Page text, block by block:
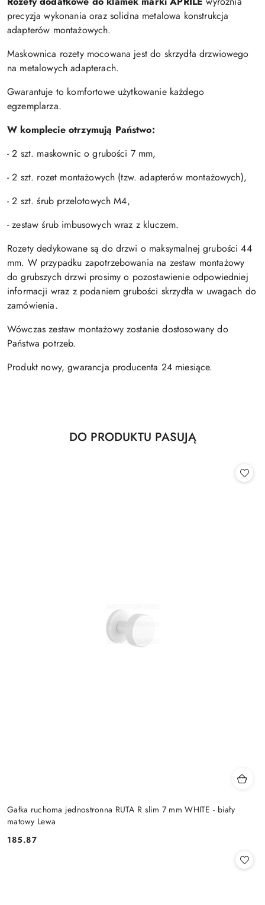
precyzja wykonania oraz solidna metalowa konstrukcja
adapterów montażowych.
Maskownica rozety mocowana jest do skrzydła drzwiowego
na metalowych adapterach.
Gwarantuje to komfortowe użytkowanie każdego
egzemplarza.
W komplecie otrzymują Państwo:
- 2 szt. maskownic o grubości 7 mm,
- 2 szt. rozet montażowych (tzw. adapterów montażowych),
- 2 szt. śrub przelotowych M4,
- zestaw śrub imbusowych wraz z kluczem.
Rozety dedykowane są do drzwi o maksymalnej grubości 44
mm. W przypadku zapotrzebowania na zestaw montażowy
do grubszych drzwi prosimy o pozostawienie odpowiedniej
informacji wraz z podaniem grubości skrzydła w uwagach do
zamówienia.
Wówczas zestaw montażowy zostanie dostosowany do
Państwa potrzeb.
Produkt nowy, gwarancja producenta 24 miesiące.
Pomiń karuzelę produktów
Produkty
DO PRODUKTU PASUJĄ
Gałka ruchoma jednostronna RUTA R slim 7 mm WHITE - biały
matowy Lewa
Cena:
185.87